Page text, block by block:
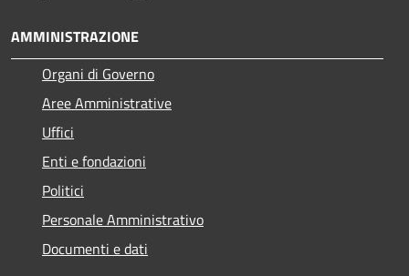
AMMINISTRAZIONE
Organi di Governo
Aree Amministrative
Uffici
Enti e fondazioni
Politici
Personale Amministrativo
Documenti e dati